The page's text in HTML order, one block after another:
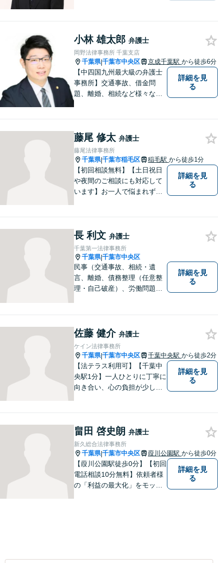
う弁護士です。弁護士と税理
士が様々な専門家と連携して
ワンストップで問題解決しま
す。
小林 雄太郎 弁護士
岡野法律事務所 千葉支店
千葉県|千葉市中央区 京成千葉駅 から徒歩6分
【中四国九州最大級の弁護士
事務所】交通事故、借金問
題、離婚、相続など様々な問
い！
詳細を見
る
藤尾 修太 弁護士
藤尾法律事務所
千葉県|千葉市稲毛区 稲毛駅 から徒歩1分
【初回相談無料】【土日祝日
や夜間のご相談にも対応して
います】お一人で悩まれず、
詳細を見
る
長 利文 弁護士
千葉第一法律事務所
千葉県|千葉市中央区
民事（交通事故、相続・遺
言、離婚、債務整理（任意整
理・自己破産）、労働問題
ずはご相談ください。問題の
解決に向けて誠心誠意対応い
たします。【近隣駐車場あ
り】
詳細を見
る
佐藤 健介 弁護士
ケイン法律事務所
千葉県|千葉市中央区 千葉中央駅 から徒歩2分
【法テラス利用可】【千葉中
央駅1分】一人ひとりに丁寧に
向き合い、心の負担が少しで
据えた支えを大切にしていま
す。あなたの気持ちにしっか
り寄り添います。【休日・夜
間面談可】
詳細を見
る
畠田 啓史朗 弁護士
新久総合法律事務所
千葉県|千葉市中央区 葭川公園駅 から徒歩0分
【葭川公園駅徒歩0分】【初回
電話相談10分無料】依頼者様
の「利益の最大化」をモット
詳細を見
る